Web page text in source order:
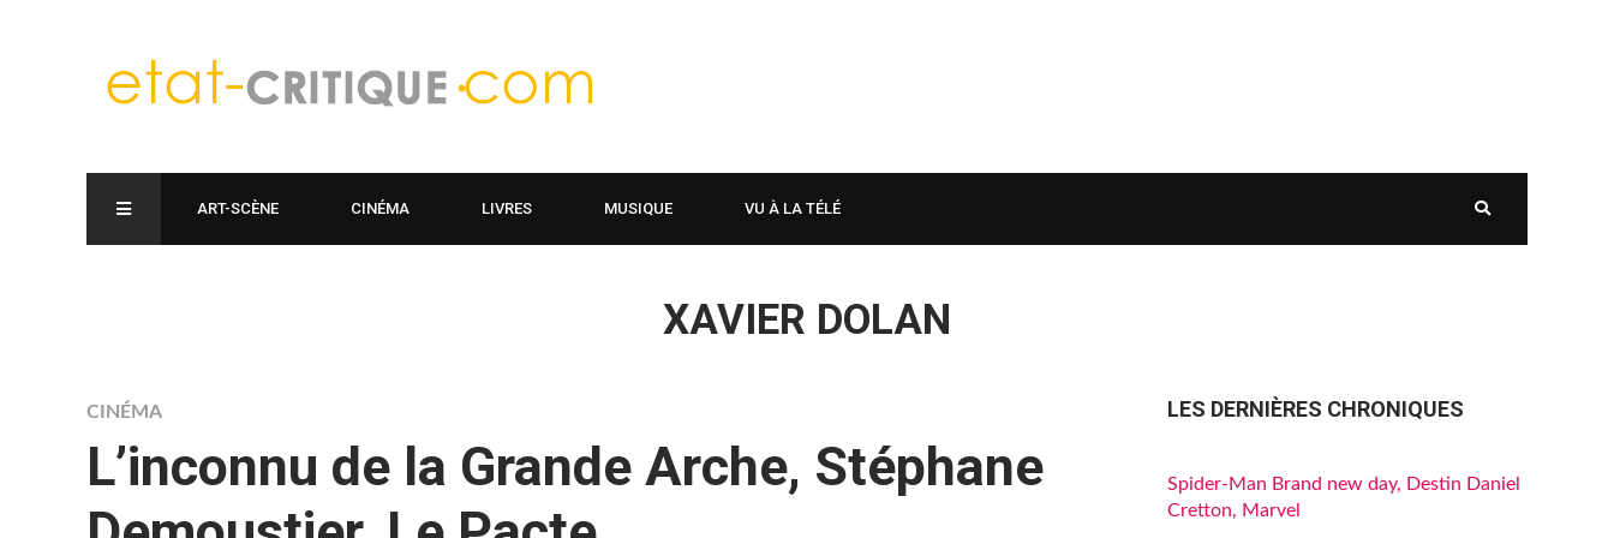
ART-SCÈNE CINÉMA LIVRES MUSIQUE VU À LA TÉLÉ
XAVIER DOLAN
CINÉMA
L’inconnu de la Grande Arche, Stéphane
LES DERNIÈRES CHRONIQUES
Spider-Man Brand new day, Destin Daniel
Cretton, Marvel